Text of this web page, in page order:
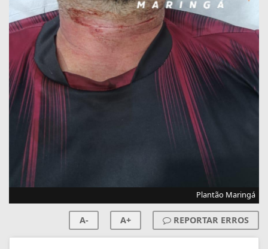
Plantão Maringá
A- A+ REPORTAR ERROS